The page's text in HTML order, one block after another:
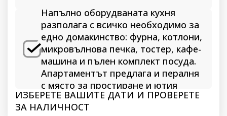
Напълно оборудваната кухня
разполага с всичко необходимо за
едно домакинство: фурна, котлони,
микровълнова печка, тостер, кафе-
машина и пълен комплект посуда.
Апартаментът предлага и пералня
с място за простиране и ютия
ИЗБЕРЕТЕ ВАШИТЕ ДАТИ И ПРОВЕРЕТЕ
ЗА НАЛИЧНОСТ